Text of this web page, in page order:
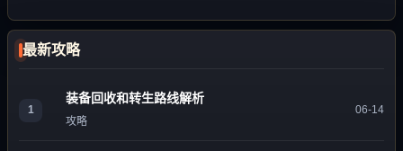
最新攻略
1
装备回收和转生路线解析
攻略
06-14